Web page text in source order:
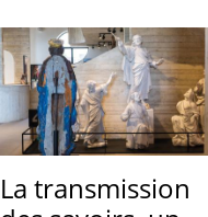
La transmission